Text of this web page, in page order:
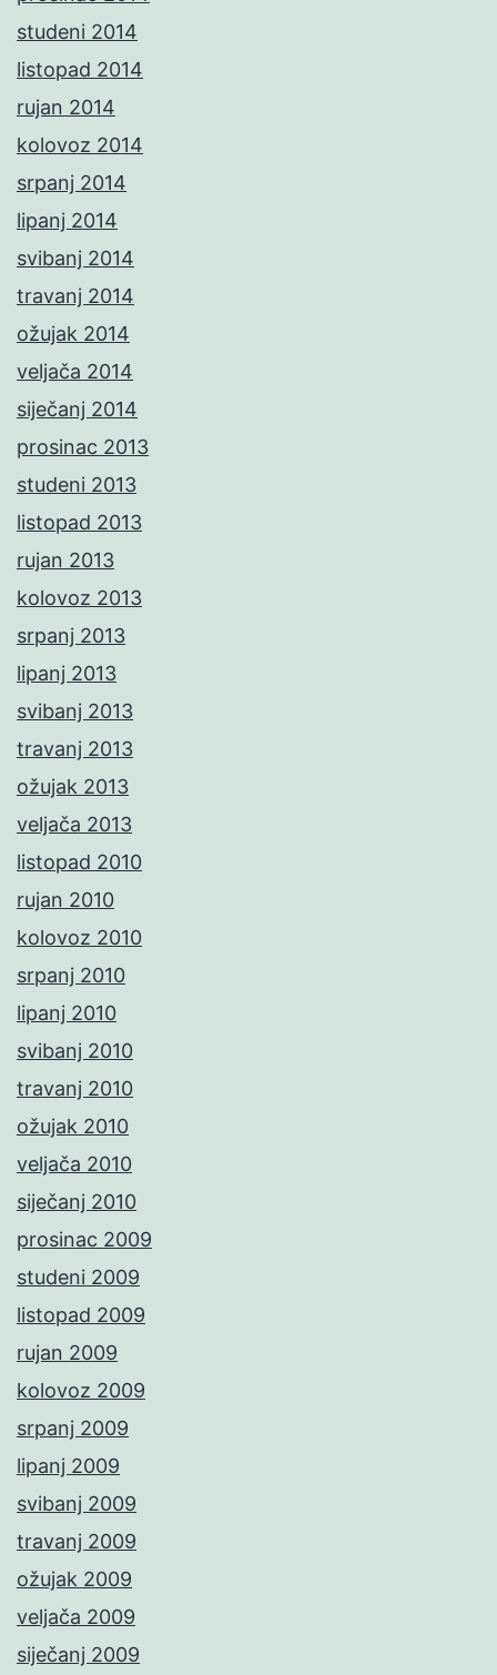
studeni 2014
listopad 2014
rujan 2014
kolovoz 2014
srpanj 2014
lipanj 2014
svibanj 2014
travanj 2014
ožujak 2014
veljača 2014
siječanj 2014
prosinac 2013
studeni 2013
listopad 2013
rujan 2013
kolovoz 2013
srpanj 2013
lipanj 2013
svibanj 2013
travanj 2013
ožujak 2013
veljača 2013
listopad 2010
rujan 2010
kolovoz 2010
srpanj 2010
lipanj 2010
svibanj 2010
travanj 2010
ožujak 2010
veljača 2010
siječanj 2010
prosinac 2009
studeni 2009
listopad 2009
rujan 2009
kolovoz 2009
srpanj 2009
lipanj 2009
svibanj 2009
travanj 2009
ožujak 2009
veljača 2009
siječanj 2009